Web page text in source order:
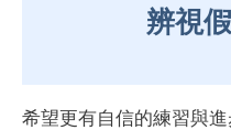
辨視
希望更有自信的練習與